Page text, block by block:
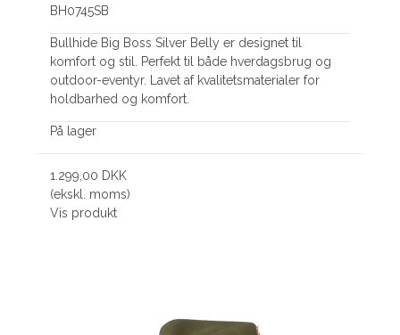
BH0745SB
Bullhide Big Boss Silver Belly er designet til
komfort og stil. Perfekt til både hverdagsbrug og
outdoor-eventyr. Lavet af kvalitetsmaterialer for
holdbarhed og komfort.
På lager
1.299,00 DKK
(ekskl. moms)
Vis produkt